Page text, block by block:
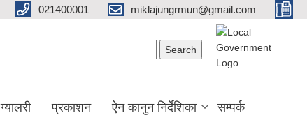
021400001 miklajungrmun@gmail.com
ग्यालरी प्रकाशन ऐन कानुन निर्देशिका सम्पर्क